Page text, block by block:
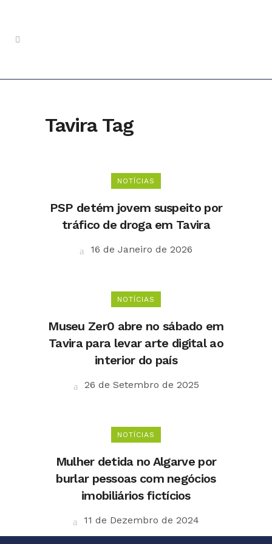
Tavira Tag
NOTÍCIAS
PSP detém jovem suspeito por
tráfico de droga em Tavira
16 de Janeiro de 2026
NOTÍCIAS
Museu Zer0 abre no sábado em
Tavira para levar arte digital ao
interior do país
26 de Setembro de 2025
NOTÍCIAS
Mulher detida no Algarve por
burlar pessoas com negócios
imobiliários fictícios
11 de Dezembro de 2024